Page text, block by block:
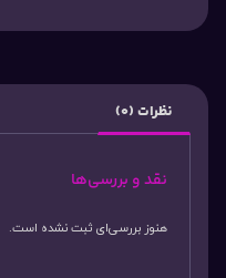
نظرات (0)
نقد و بررسی‌ها
هنوز بررسی‌ای ثبت نشده است.